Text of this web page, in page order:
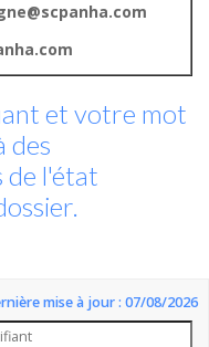
et votre mot
des
de l'état
mise à jour : 07/08/2026